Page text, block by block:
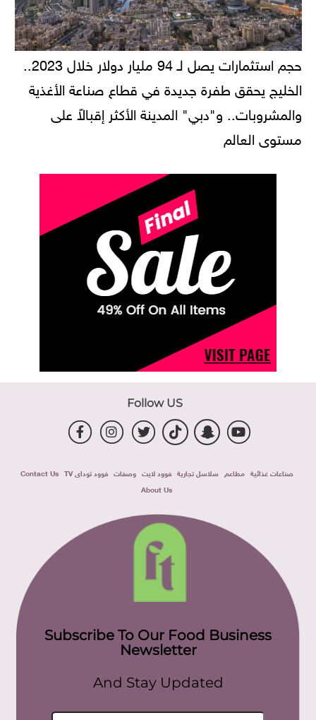
حجم استثمارات يصل لـ 94 مليار دولار خلال 2023..
الخليج يحقق طفرة جديدة في قطاع صناعة الأغذية
والمشروبات.. و"دبي" المدينة الأكثر إقبالاً على
مستوى العالم
Follow US
صناعات غذائية مطاعم سلاسل تجارية فوود لايت وصفات فوود توداى TV
Contact Us
About Us
Subscribe To Our Food Business
Newsletter
And Stay Updated